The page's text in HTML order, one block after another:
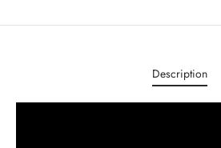
Description